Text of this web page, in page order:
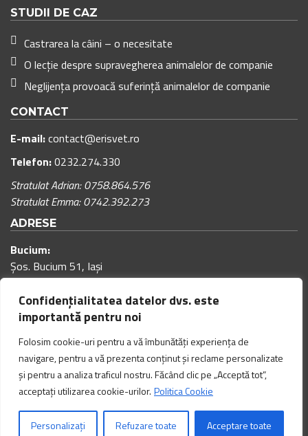
Confidențialitatea datelor dvs. este
importantă pentru noi
Folosim cookie-uri pentru a vă îmbunătăți experiența de
navigare, pentru a vă prezenta conținut și reclame personalizate
și pentru a analiza traficul nostru. Făcând clic pe „Acceptă tot”,
acceptați utilizarea cookie-urilor. Politica Cookie
Personalizați Refuzare toate Acceptare toate
STUDII DE CAZ
Castrarea la câini – o necesitate
O lecție despre supravegherea animalelor de companie
Neglijența provoacă suferință animalelor de companie
CONTACT
E-mail:contact@erisvet.ro
Telefon:0232.274.330
Stratulat Adrian: 0758.864.576
Stratulat Emma: 0742.392.273
ADRESE
Bucium:
Șos. Bucium 51, Iași
Luni – Vineri: 900– 1800(pauza de masa: 12:00 – 12:30)
Sâmbăta: 900– 1500(pauza de masa: 12:00 – 12:30)
Copyright @ 2026 ERISVET Toate drepturile rezervate. Website realizat de